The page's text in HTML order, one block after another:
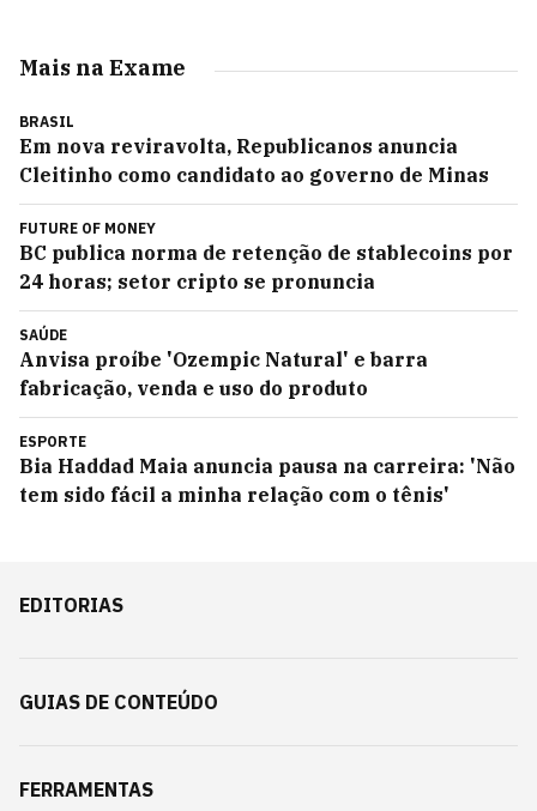
Mais na Exame
BRASIL
Em nova reviravolta, Republicanos anuncia
Cleitinho como candidato ao governo de Minas
FUTURE OF MONEY
BC publica norma de retenção de stablecoins por
24 horas; setor cripto se pronuncia
SAÚDE
Anvisa proíbe 'Ozempic Natural' e barra
fabricação, venda e uso do produto
ESPORTE
Bia Haddad Maia anuncia pausa na carreira: 'Não
tem sido fácil a minha relação com o tênis'
EDITORIAS
GUIAS DE CONTEÚDO
FERRAMENTAS